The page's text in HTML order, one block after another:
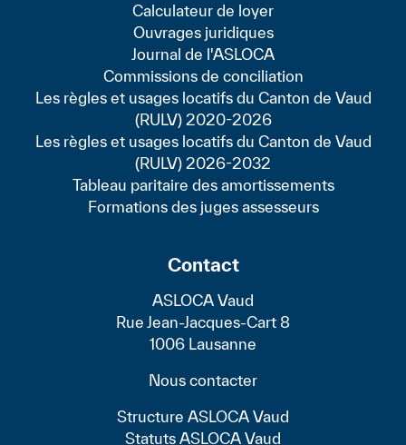
Calculateur de loyer
Ouvrages juridiques
Journal de l'ASLOCA
Commissions de conciliation
Les règles et usages locatifs du Canton de Vaud
(RULV) 2020-2026
Les règles et usages locatifs du Canton de Vaud
(RULV) 2026-2032
Tableau paritaire des amortissements
Formations des juges assesseurs
Contact
ASLOCA Vaud
Rue Jean-Jacques-Cart 8
1006 Lausanne
Nous contacter
Structure ASLOCA Vaud
Statuts ASLOCA Vaud